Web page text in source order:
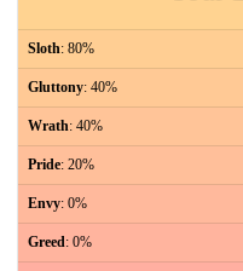
Sloth: 80%
Gluttony: 40%
Wrath: 40%
Pride: 20%
Envy: 0%
Greed: 0%